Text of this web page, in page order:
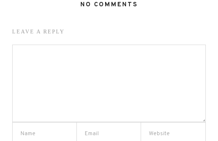
NO COMMENTS
LEAVE A REPLY